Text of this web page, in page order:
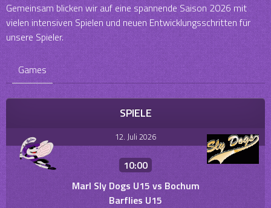
Gemeinsam blicken wir auf eine spannende Saison 2026 mit
vielen intensiven Spielen und neuen Entwicklungsschritten für
unsere Spieler.
Games
SPIELE
12. Juli 2026
10:00
Marl Sly Dogs U15 vs Bochum
Barflies U15